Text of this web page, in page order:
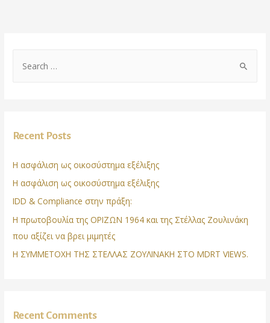
Recent Posts
Η ασφάλιση ως οικοσύστημα εξέλιξης
Η ασφάλιση ως οικοσύστημα εξέλιξης
IDD & Compliance στην πράξη:
Η πρωτοβουλία της ΟΡΙΖΩΝ 1964 και της Στέλλας Ζουλινάκη
που αξίζει να βρει μιμητές
Η ΣΥΜΜΕΤΟΧΗ ΤΗΣ ΣΤΕΛΛΑΣ ΖΟΥΛΙΝΑΚΗ ΣΤΟ MDRT VIEWS.
Recent Comments